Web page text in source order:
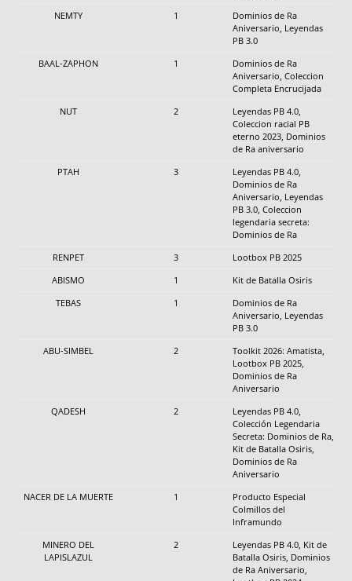
NEMTY
1
Dominios de Ra
Aniversario, Leyendas
PB 3.0
BAAL-ZAPHON
1
Dominios de Ra
Aniversario, Coleccion
Completa Encrucijada
NUT
2
Leyendas PB 4.0,
Coleccion racial PB
eterno 2023, Dominios
de Ra aniversario
PTAH
3
Leyendas PB 4.0,
Dominios de Ra
Aniversario, Leyendas
PB 3.0, Coleccion
legendaria secreta:
Dominios de Ra
RENPET
3
Lootbox PB 2025
ABISMO
1
Kit de Batalla Osiris
TEBAS
1
Dominios de Ra
Aniversario, Leyendas
PB 3.0
ABU-SIMBEL
2
Toolkit 2026: Amatista,
Lootbox PB 2025,
Dominios de Ra
Aniversario
QADESH
2
Leyendas PB 4.0,
Colección Legendaria
Secreta: Dominios de Ra,
Kit de Batalla Osiris,
Dominios de Ra
Aniversario
NACER DE LA MUERTE
1
Producto Especial
Colmillos del
Inframundo
MINERO DEL
LAPISLAZUL
2
Leyendas PB 4.0, Kit de
Batalla Osiris, Dominios
de Ra Aniversario,